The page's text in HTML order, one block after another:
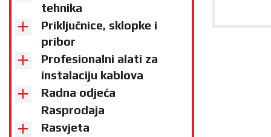
tehnika
Priključnice, sklopke i
pribor
Profesionalni alati za
instalaciju kablova
Radna odjeća
Rasprodaja
Rasvjeta